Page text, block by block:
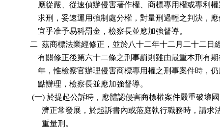
應從嚴、從速偵辦侵害著作權、商標專用權或專利
求刑，妥速運用強制處分權，對量刑過輕之判決，
              宜乎准予易科罰金，檢察長並應加強督導。
二  茲商標法業經修正，並於八十二年十二月二十二
有關修正後第六十二條之刑事罰則雖由最重本刑有
年，惟檢察官辦理侵害商標專用權之刑事案件時，
              點辦理，檢察長並應加強督導。
(一) 於提起公訴時，應體認侵害商標權案件嚴重破
濟正常發展，於起訴書內或蒞庭執行職務時，請
                重量刑。